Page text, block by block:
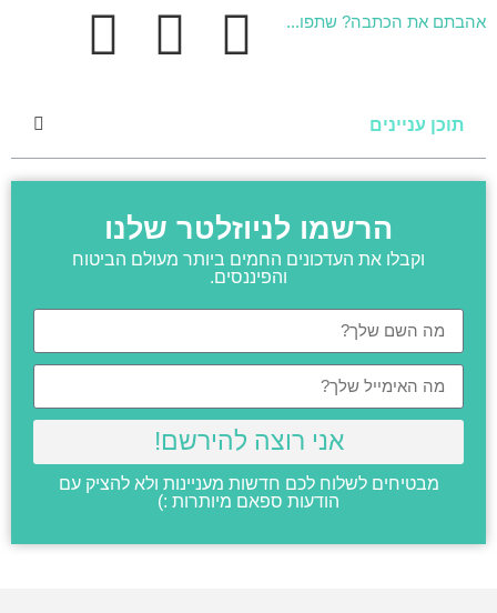
אהבתם את הכתבה? שתפו...
תוכן עניינים
הרשמו לניוזלטר שלנו
וקבלו את העדכונים החמים ביותר מעולם הביטוח
והפיננסים.
אני רוצה להירשם!
מבטיחים לשלוח לכם חדשות מעניינות ולא להציק עם
הודעות ספאם מיותרות :)